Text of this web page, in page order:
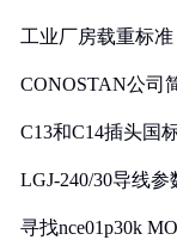
工业厂房载重标
CONOSTAN公司
C13和C14插头国
LGJ-240/30导线
寻找nce01p30k